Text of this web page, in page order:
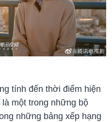
tính đến thời điểm hiện
một trong những bộ
những bảng xếp hạng